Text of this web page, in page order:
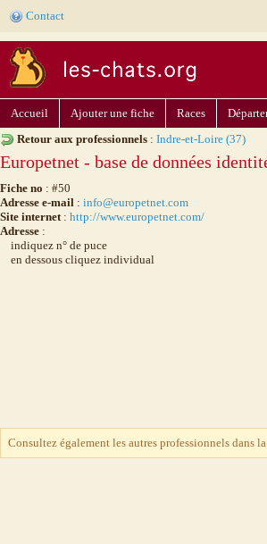
Contact
Accueil Ajouter une fiche Races
Retour aux professionnels : Indre-et-Loire (37)
Europetnet - base de données
Fiche no : #50
Adresse e-mail : info@europetnet.com
Site internet: http://www.europetnet.com/
Adresse :
indiquez n° de puce
en dessous cliquez individual
Consultez également les autres professionnels dans